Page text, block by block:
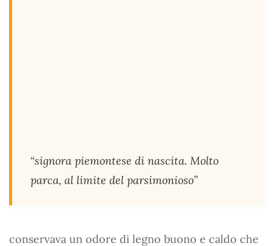
“signora piemontese di nascita. Molto
parca, al limite del parsimonioso”
conservava un odore di legno buono e caldo che